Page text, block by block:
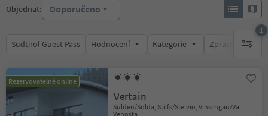
Objednat: Doporučeno
Südtirol Guest Pass Hodnocení Kategorie Zpracovává
1
1
Rezervovatelné online
Vertain
Sulden/Solda, Stilfs/Stelvio, Vinschgau/Val
Venosta